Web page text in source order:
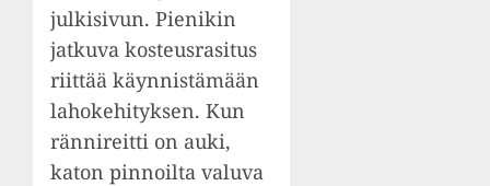
julkisivun. Pienikin
jatkuva kosteusrasitus
riittää käynnistämään
lahokehityksen. Kun
rännireitti on auki,
katon pinnoilta valuva